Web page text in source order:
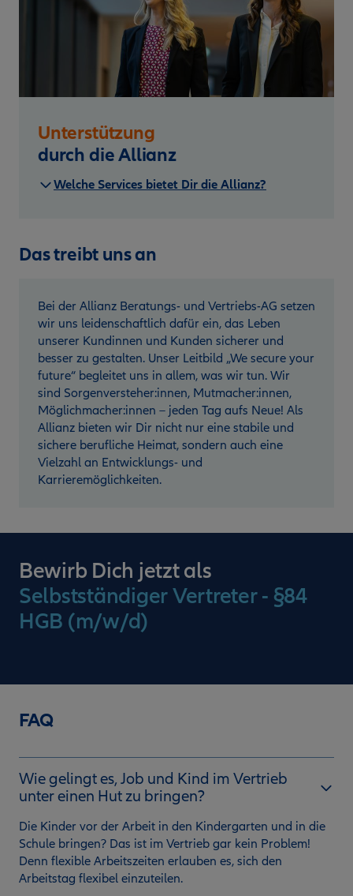
Unterstützung
durch die Allianz
Welche Services bietet Dir die Allianz?
Das treibt uns an
Bei der Allianz Beratungs- und Vertriebs-AG setzen
wir uns leidenschaftlich dafür ein, das Leben
unserer Kundinnen und Kunden sicherer und
besser zu gestalten. Unser Leitbild „We secure your
future“ begleitet uns in allem, was wir tun. Wir
sind Sorgenversteher:innen, Mutmacher:innen,
Möglichmacher:innen – jeden Tag aufs Neue! Als
Allianz bieten wir Dir nicht nur eine stabile und
sichere berufliche Heimat, sondern auch eine
Vielzahl an Entwicklungs- und
Karrieremöglichkeiten.
Bewirb Dich jetzt als
Selbstständiger Vertreter - §84
HGB (m/w/d)
FAQ
Wie gelingt es, Job und Kind im Vertrieb
unter einen Hut zu bringen?
Die Kinder vor der Arbeit in den Kindergarten und in die
Schule bringen? Das ist im Vertrieb gar kein Problem!
Denn flexible Arbeitszeiten erlauben es, sich den
Arbeitstag flexibel einzuteilen.